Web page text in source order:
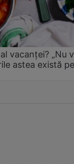
vacanței? „Nu
astea există